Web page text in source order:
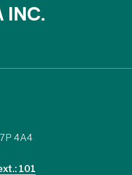
INC.
4A4
101